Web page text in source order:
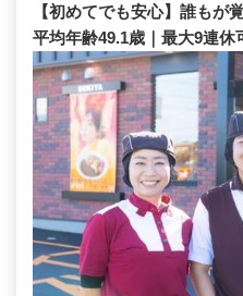
【初めてでも安心】誰もが
平均年齢49.1歳｜最大9連休